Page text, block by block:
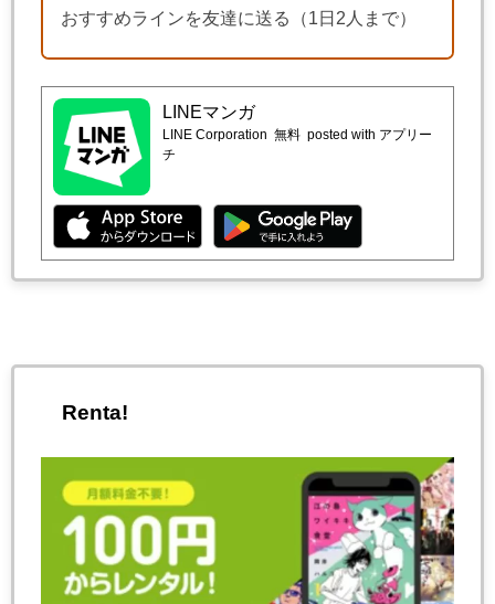
おすすめラインを友達に送る（1日2人まで）
LINEマンガ
LINE Corporation 無料 posted with アプリー
チ
Renta!